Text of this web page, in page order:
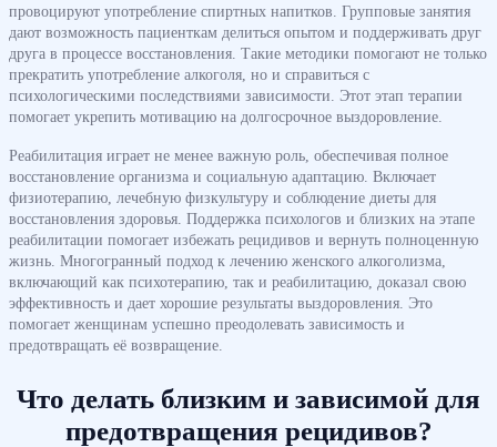
провоцируют употребление спиртных напитков. Групповые занятия
дают возможность пациенткам делиться опытом и поддерживать друг
друга в процессе восстановления. Такие методики помогают не только
прекратить употребление алкоголя, но и справиться с
психологическими последствиями зависимости. Этот этап терапии
помогает укрепить мотивацию на долгосрочное выздоровление.
Реабилитация играет не менее важную роль, обеспечивая полное
восстановление организма и социальную адаптацию. Включает
физиотерапию, лечебную физкультуру и соблюдение диеты для
восстановления здоровья. Поддержка психологов и близких на этапе
реабилитации помогает избежать рецидивов и вернуть полноценную
жизнь. Многогранный подход к лечению женского алкоголизма,
включающий как психотерапию, так и реабилитацию, доказал свою
эффективность и дает хорошие результаты выздоровления. Это
помогает женщинам успешно преодолевать зависимость и
предотвращать её возвращение.
Что делать близким и зависимой для
предотвращения рецидивов?